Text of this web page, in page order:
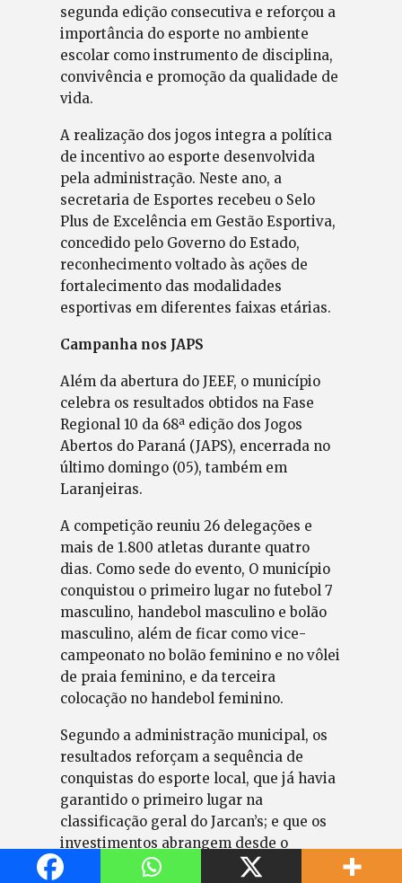
segunda edição consecutiva e reforçou a
importância do esporte no ambiente
escolar como instrumento de disciplina,
convivência e promoção da qualidade de
vida.
A realização dos jogos integra a política
de incentivo ao esporte desenvolvida
pela administração. Neste ano, a
secretaria de Esportes recebeu o Selo
Plus de Excelência em Gestão Esportiva,
concedido pelo Governo do Estado,
reconhecimento voltado às ações de
fortalecimento das modalidades
esportivas em diferentes faixas etárias.
Campanha nos JAPS
Além da abertura do JEEF, o município
celebra os resultados obtidos na Fase
Regional 10 da 68ª edição dos Jogos
Abertos do Paraná (JAPS), encerrada no
último domingo (05), também em
Laranjeiras.
A competição reuniu 26 delegações e
mais de 1.800 atletas durante quatro
dias. Como sede do evento, O município
conquistou o primeiro lugar no futebol 7
masculino, handebol masculino e bolão
masculino, além de ficar como vice-
campeonato no bolão feminino e no vôlei
de praia feminino, e da terceira
colocação no handebol feminino.
Segundo a administração municipal, os
resultados reforçam a sequência de
conquistas do esporte local, que já havia
garantido o primeiro lugar na
classificação geral do Jarcan’s; e que os
investimentos abrangem desde o
esporte de base até o alto rendimento,